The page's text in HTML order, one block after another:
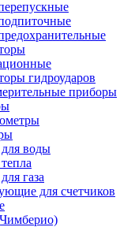
гидроударов
приборы
воды
газа
для счетчиков